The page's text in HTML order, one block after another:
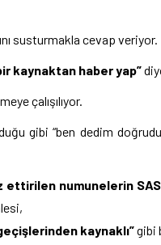
susturmakla cevap veriyor.
kaynaktan haber yap”
çalışılıyor.
gibi “ben dedim
ettirilen numunelerin
kaynaklı”gibi